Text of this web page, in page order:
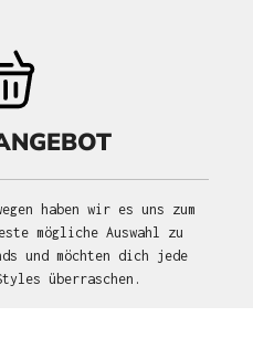
haben wir es uns zum
mögliche Auswahl zu
und möchten dich jede
überraschen.